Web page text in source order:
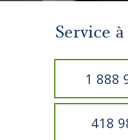
Service
1 888
418